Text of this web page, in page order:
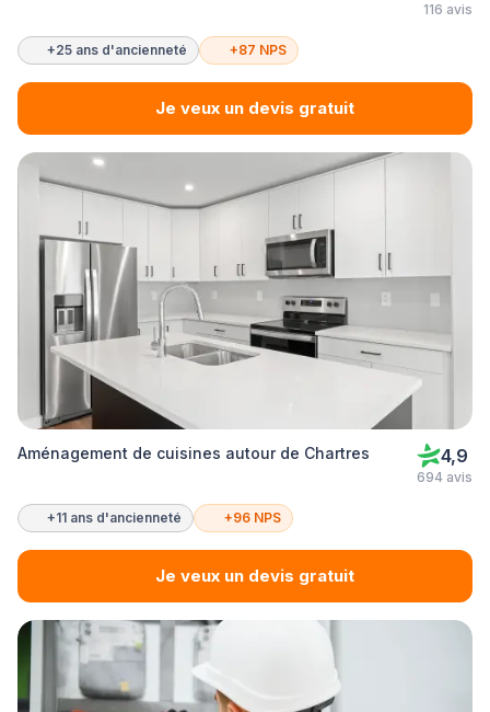
116 avis
+25 ans d'ancienneté +87 NPS
Je veux un devis gratuit
Aménagement de cuisines autour de Chartres 4,9
694 avis
+11 ans d'ancienneté +96 NPS
Je veux un devis gratuit